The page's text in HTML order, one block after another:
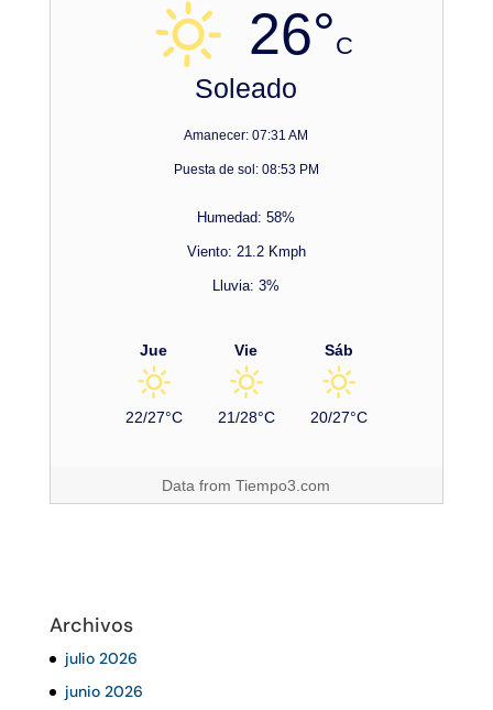
26°C
Soleado
Amanecer: 07:31 AM
Puesta de sol: 08:53 PM
Humedad: 58%
Viento: 21.2 Kmph
Lluvia: 3%
Jue
22/27°C
Vie
21/28°C
Sáb
20/27°C
Data fromTiempo3.com
Archivos
julio 2026
junio 2026